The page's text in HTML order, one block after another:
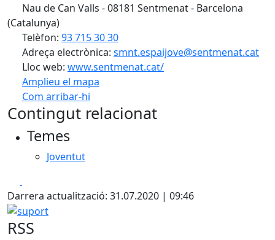
Nau de Can Valls - 08181 Sentmenat - Barcelona
(Catalunya)
Telèfon: 93 715 30 30
Adreça electrònica: smnt.espaijove@sentmenat.cat
Lloc web: www.sentmenat.cat/
Amplieu el mapa
Com arribar-hi
+
Contingut relacionat
Temes
Joventut
Darrera actualització: 31.07.2020 | 09:46
suport
RSS